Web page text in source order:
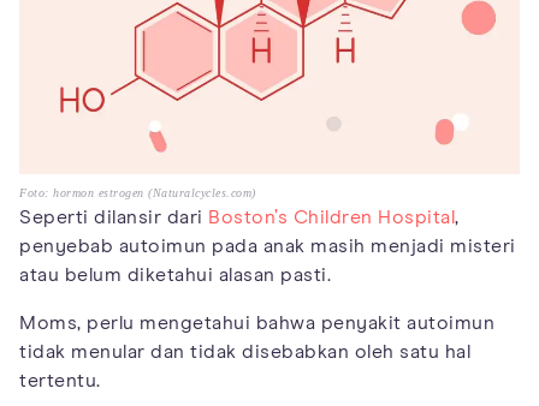
Foto: hormon estrogen (Naturalcycles.com)
Seperti dilansir dari Boston’s Children Hospital ,
penyebab autoimun pada anak masih menjadi misteri
atau belum diketahui alasan pasti.
Moms, perlu mengetahui bahwa penyakit autoimun
tidak menular dan tidak disebabkan oleh satu hal
tertentu.